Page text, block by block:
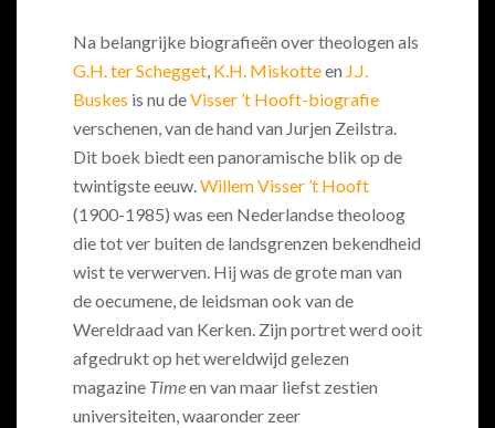
Na belangrijke biografieën over theologen als
G.H. ter Schegget, K.H. Miskotteen J.J.
Buskes is nu deVisser ’t Hooft-biografie
verschenen, van de hand van Jurjen Zeilstra.
Dit boek biedt een panoramische blik op de
twintigste eeuw.Willem Visser ’t Hooft
(1900-1985) was een Nederlandse theoloog
die tot ver buiten de landsgrenzen bekendheid
wist te verwerven. Hij was de grote man van
de oecumene, de leidsman ook van de
Wereldraad van Kerken. Zijn portret werd ooit
afgedrukt op het wereldwijd gelezen
magazine Timeen van maar liefst zestien
universiteiten, waaronder zeer